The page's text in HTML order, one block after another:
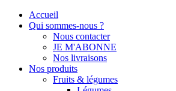
Accueil
Qui sommes-nous ?
Nous contacter
JE M'ABONNE
Nos livraisons
Nos produits
Fruits & légumes